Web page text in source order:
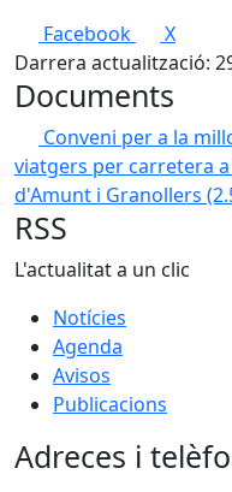
Facebook
X
Darrera actualització:
Documents
Conveni per a la
viatgers per carretera
d'Amunt i Granollers
RSS
L'actualitat a un clic
Notícies
Agenda
Avisos
Publicacions
Adreces i